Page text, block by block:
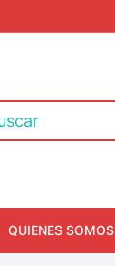
QUIENES SOMOS